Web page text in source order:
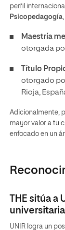
perfil
Psicopedagogía
Maestría
otorgada
Título
otorgado
Rioja,
Adicionalmente,
mayor valor a tu
enfocado en un
THE sitúa a
UNIR logra un